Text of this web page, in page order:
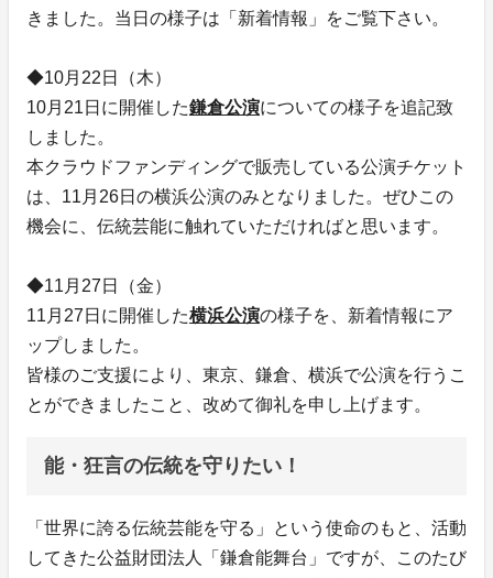
きました。当日の様子は「新着情報」をご覧下さい。
◆10月22日（木）
10月21日に開催した鎌倉公演についての様子を追記致
しました。
本クラウドファンディングで販売している公演チケット
は、11月26日の横浜公演のみとなりました。ぜひこの
機会に、伝統芸能に触れていただければと思います。
◆11月27日（金）
11月27日に開催した横浜公演の様子を、新着情報にア
ップしました。
皆様のご支援により、東京、鎌倉、横浜で公演を行うこ
とができましたこと、改めて御礼を申し上げます。
能・狂言の伝統を守りたい！
「世界に誇る伝統芸能を守る」という使命のもと、活動
してきた公益財団法人「鎌倉能舞台」ですが、このたび